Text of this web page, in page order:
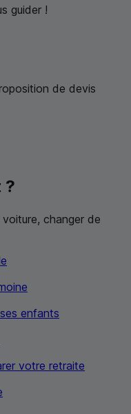
guider !
de devis
?
changer de
enfants
votre retraite